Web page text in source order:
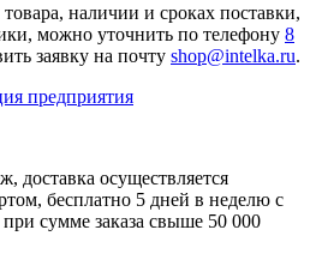
наличии и сроках поставки,
можно уточнить по телефону 8
заявку на почту shop@intelka.ru.
предприятия
доставка осуществляется
бесплатно 5 дней в неделю с
сумме заказа свыше 50 000